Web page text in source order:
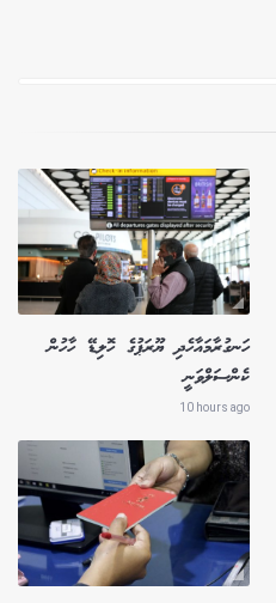
ހަނގުރާމައާހެދި ޔޫރަޕުގެ ހޮލިޑޭ ހާހުން
ކެންސަލްވަނީ
10 hours ago